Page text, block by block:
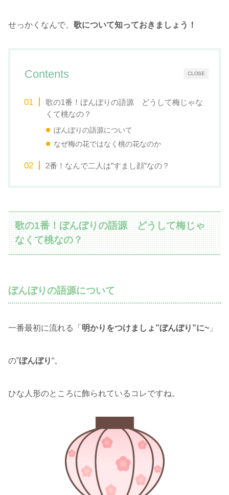
せっかくなんで、 歌について知っておきましょう！
CLOSE
Contents
歌の1番！ぼんぼりの語源 どうして梅じゃな
くて桃なの？
ぼんぼりの語源について
なぜ梅の花ではなく桃の花なのか
2番！なんで二人は”すまし顔”なの？
歌の1番！ぼんぼりの語源 どうして梅じゃ
なくて桃なの？
ぼんぼりの語源について
一番最初に流れる「 明かりをつけましょ”ぼんぼり”に~ 」
の”ぼんぼり“。
ひな人形のところに飾られているコレですね。